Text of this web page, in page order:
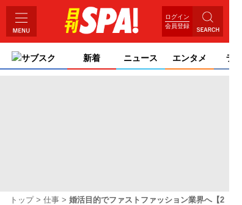
ログイン
会員登録
サブスク 新着 ニュース エンタメ ライ
トップ 仕事
婚活目的でファストファッション業界へ【2